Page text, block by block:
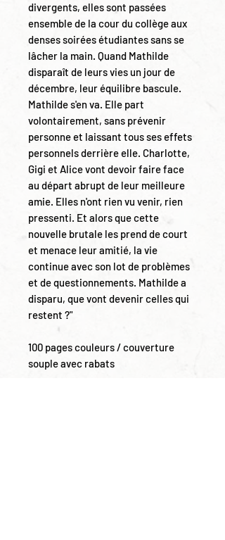
divergents, elles sont passées
ensemble de la cour du collège aux
denses soirées étudiantes sans se
lâcher la main. Quand Mathilde
disparaît de leurs vies un jour de
décembre, leur équilibre bascule.
Mathilde s'en va. Elle part
volontairement, sans prévenir
personne et laissant tous ses effets
personnels derrière elle. Charlotte,
Gigi et Alice vont devoir faire face
au départ abrupt de leur meilleure
amie. Elles n'ont rien vu venir, rien
pressenti. Et alors que cette
nouvelle brutale les prend de court
et menace leur amitié, la vie
continue avec son lot de problèmes
et de questionnements. Mathilde a
disparu, que vont devenir celles qui
restent ?"
100 pages couleurs / couverture
souple avec rabats